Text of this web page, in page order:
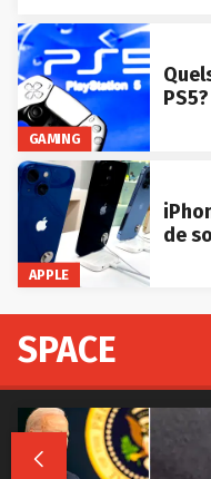
GAMING
PS5?
APPLE
de
SPACE
